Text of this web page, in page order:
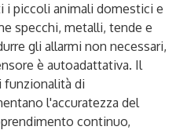
i piccoli animali domestici e
specchi, metalli, tende e
gli allarmi non necessari,
è autoadattativa. Il
funzionalità di
l'accuratezza del
continuo,